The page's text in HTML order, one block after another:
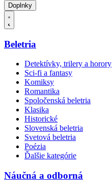
Doplnky
Beletria
Detektívky, trilery a horory
Sci-fi a fantasy
Komiksy
Romantika
Spoločenská beletria
Klasika
Historické
Slovenská beletria
Svetová beletria
Poézia
Ďalšie kategórie
Náučná a odborná